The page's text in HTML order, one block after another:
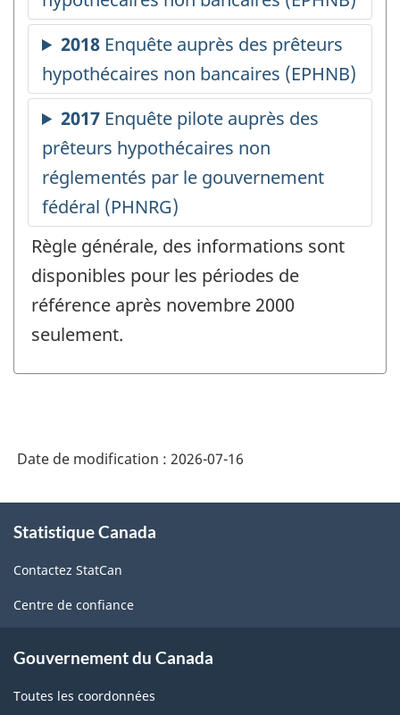
Règle générale, des informations sont
disponibles pour les périodes de
référence après novembre 2000
seulement.
Date de modification : 2026-07-16
propos
ce
site
Statistique Canada
Contactez StatCan
Centre de confiance
Gouvernement du Canada
Toutes les coordonnées